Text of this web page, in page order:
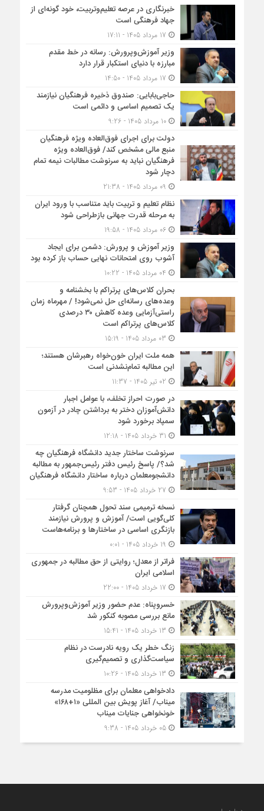
خبرنگاری در عرصه تعلیم‌وتربیت، خود گونه‌ای از
جهاد فرهنگی است
وزیر آموزش‌وپرورش: رسانه در خط مقدم
مبارزه با دنیای استکبار قرار دارد
حاجی‌بابایی: صندوق ذخیره فرهنگیان نیازمند
یک تصمیم اساسی و دائمی است
10 مرداد 1405 - 9:26
دولت برای اجرای فوق‌العاده ویژه فرهنگیان
منبع مالی مشخص کند/ فوق‌العاده ویژه
فرهنگیان نباید به سرنوشت مطالبات نیمه‌ تمام
دچار شود
نظام تعلیم و تربیت باید متناسب با ورود ایران
به مرحله قدرت جهانی بازطراحی شود
06 مرداد 1405 - 19:58
وزیر آموزش و پرورش: دشمن برای ایجاد
آشوب روی امتحانات نهایی حساب باز کرده بود
بحران کلاس‌های پرتراکم با بخشنامه و
وعده‌های رسانه‌ای حل نمی‌شود! / مهرماه زمان
راستی‌آزمایی وعده کاهش ۳۰ درصدی
کلاس‌های پرتراکم است
همه ملت ایران خون‌خواه رهبرشان هستند؛
این مطالبه تمام‌نشدنی است
در صورت احراز تخلف، با عوامل اجبار
دانش‌آموزان دختر به برداشتن چادر در آزمون
سمپاد برخورد شود
سرنوشت ساختار جدید دانشگاه فرهنگیان چه
شد؟/ پاسخ رئیس دفتر رئیس‌جمهور به مطالبه
دانشجومعلمان درباره ساختار دانشگاه فرهنگیان
نسخه ترمیمی سند تحول همچنان گرفتار
کلی‌گویی است/ آموزش و پرورش نیازمند
بازنگری اساسی در ساختارها و برنامه‌هاست
فراتر از معدل؛ روایتی از حق مطالبه در جمهوری
اسلامی ایران
خسروپناه: عدم حضور وزیر آموزش‌وپرورش
مانع بررسی مصوبه کنکور شد
زنگ خطر یک رویه نادرست در نظام
سیاست‌گذاری و تصمیم‌گیری
دادخواهی معلمان برای مظلومیت مدرسه
میناب/ آغاز پویش بین المللی «۱+۱۶۸»
خونخواهی جنایات میناب
05 خرداد 1405 - 9:38